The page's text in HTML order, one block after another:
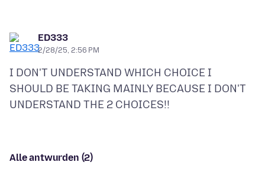
ED333
2/28/25, 2:56 PM
I DON'T UNDERSTAND WHICH CHOICE I
SHOULD BE TAKING MAINLY BECAUSE I DON'T
Alle antwurden (2)